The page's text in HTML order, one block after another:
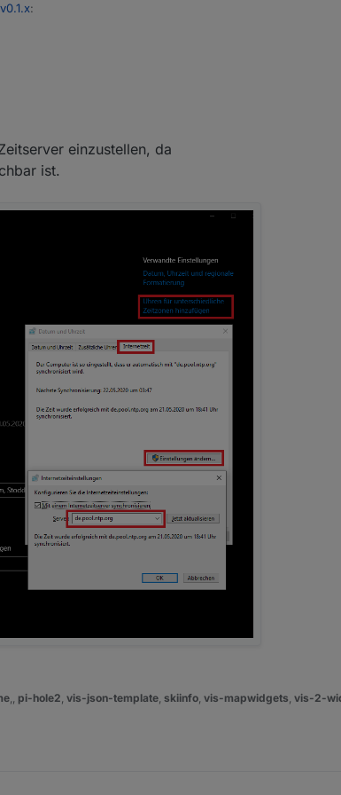
:
einzustellen, da
ist.
,, pi-hole2, vis-json-template, skiinfo, vis-mapwidgets, vis-2-